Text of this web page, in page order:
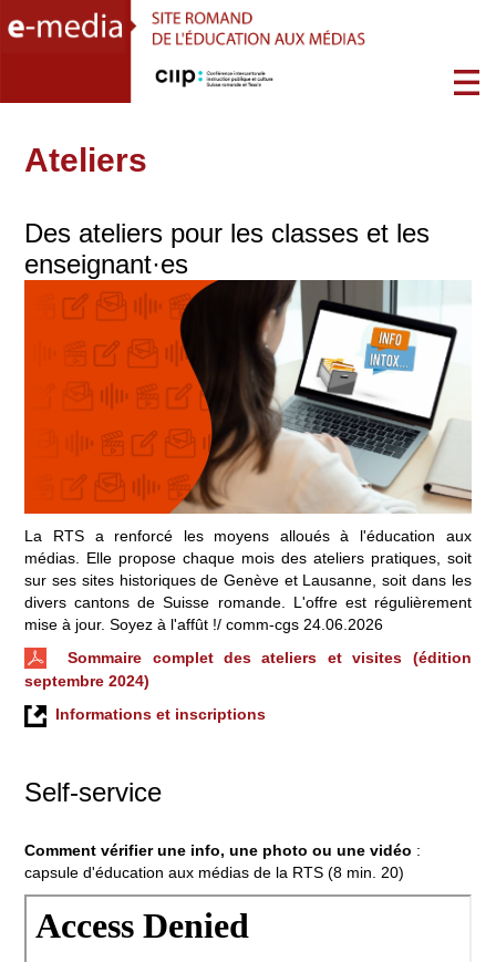
Ateliers
Des ateliers pour les classes et les
enseignant·es
La RTS a renforcé les moyens alloués à l'éducation aux
médias. Elle propose chaque mois des ateliers pratiques, soit
sur ses sites historiques de Genève et Lausanne, soit dans les
divers cantons de Suisse romande. L'offre est régulièrement
mise à jour. Soyez à l'affût !/ comm-cgs 24.06.2026
Sommaire complet des ateliers et visites (édition
septembre 2024)
Informations et inscriptions
Self-service
Comment vérifier une info, une photo ou une vidéo :
capsule d'éducation aux médias de la RTS (8 min. 20)